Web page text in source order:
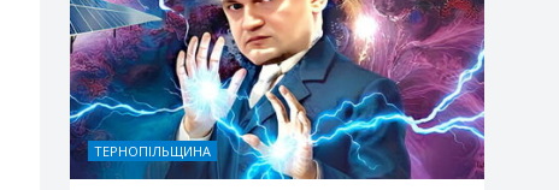
ТЕРНОПІЛЬЩИНА